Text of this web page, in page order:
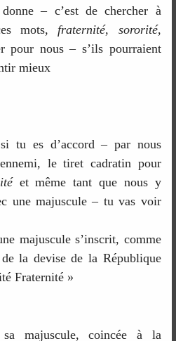
– c’est de chercher à
mots, fraternité, sororité,
pour nous – s’ils pourraient
mieux
tu es d’accord – par nous
le tiret cadratin pour
et même tant que nous y
une majuscule – tu vas voir
majuscule s’inscrit, comme
la devise de la République
Fraternité »
sa majuscule, coincée à la